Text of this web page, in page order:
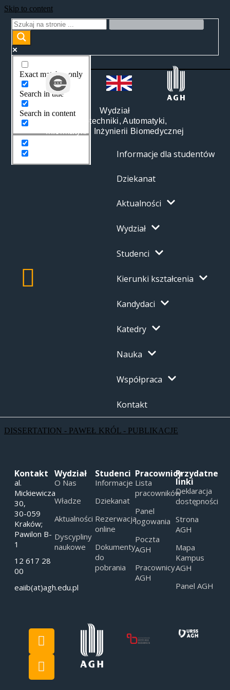
Skip to content
Exact matches only
Search in title
Search in content
Wydział
Elektrotechniki, Automatyki,
Informatyki i Inżynierii Biomedycznej
Informacje dla studentów
Dziekanat
Aktualności
Wydział
Studenci
Kierunki kształcenia
Kandydaci
Katedry
Nauka
Współpraca
Kontakt
DISSERTATION - PAWEŁ KRÓL - PUBLIKACJE
Kontakt
al.
Mickiewicza
30,
30-059
Kraków;
Pawilon B-
1
12 617 28
00
eaiib(at)agh.edu.pl
Wydział
O Nas
Władze
Aktualności
Dyscypliny
naukowe
Studenci
Informacje
Dziekanat
Rezerwacja
online
Dokumenty
do
pobrania
Pracownicy
Lista
pracowników
Panel
logowania
Poczta
AGH
Pracownicy
AGH
Przydatne
linki
Deklaracja
dostępności
Strona
AGH
Mapa
Kampus
AGH
Panel AGH